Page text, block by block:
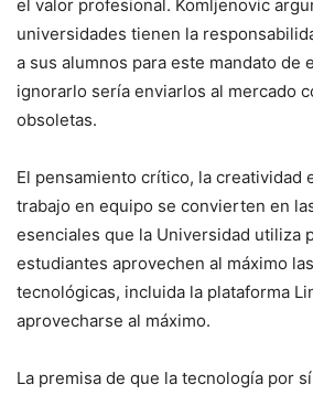
el valor profesional. Komljenovic
universidades tienen la
a sus alumnos para este mandato de
ignorarlo sería enviarlos al mercado
obsoletas.
El pensamiento crítico, la creatividad
trabajo en equipo se convierten en
esenciales que la Universidad utiliza
estudiantes aprovechen al máximo
tecnológicas, incluida la plataforma
aprovecharse al máximo.
La premisa de que la tecnología por